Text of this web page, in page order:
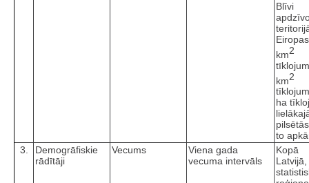
Blīvi
km2
km2
ha
to
3.
Demogrāfiskie
rādītāji
Vecums
Viena gada
vecuma intervāls
Kopā
Latvijā,